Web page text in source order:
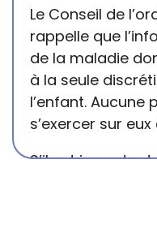
Le Conseil de
rappelle que
de la maladie
à la seule
l’enfant. Aucune
s’exercer sur
S’il est